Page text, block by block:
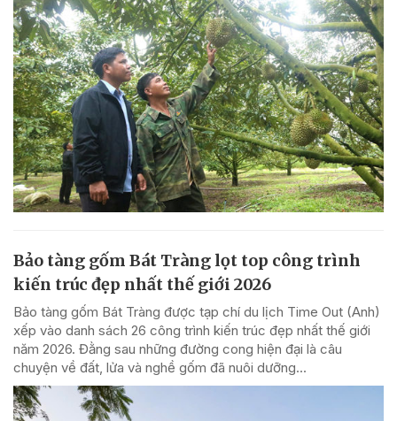
Bảo tàng gốm Bát Tràng lọt top công trình
kiến trúc đẹp nhất thế giới 2026
Bảo tàng gốm Bát Tràng được tạp chí du lịch Time Out (Anh)
xếp vào danh sách 26 công trình kiến trúc đẹp nhất thế giới
năm 2026. Đằng sau những đường cong hiện đại là câu
chuyện về đất, lửa và nghề gốm đã nuôi dưỡng...